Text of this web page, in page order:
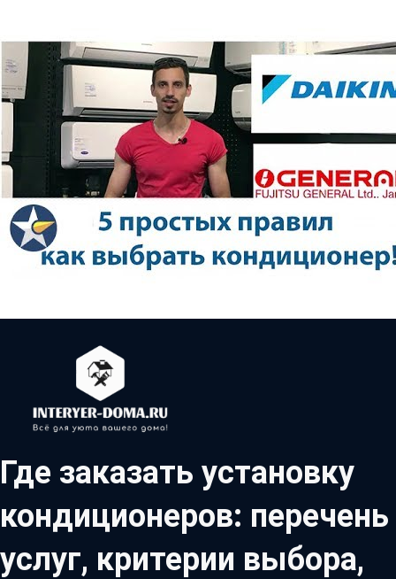
Где заказать установку
кондиционеров: перечень
услуг, критерии выбора,